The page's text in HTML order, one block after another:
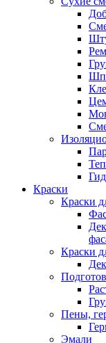
Краски
Краски
Краски
Пены,
Эмали